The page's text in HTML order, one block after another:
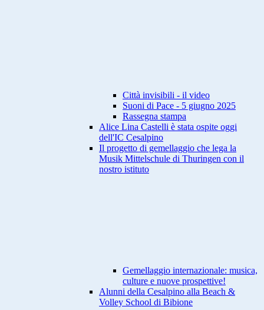
Città invisibili - il video
Suoni di Pace - 5 giugno 2025
Rassegna stampa
Alice Lina Castelli è stata ospite oggi
dell'IC Cesalpino
Il progetto di gemellaggio che lega la
Musik Mittelschule di Thuringen con il
nostro istituto
Gemellaggio internazionale: musica,
culture e nuove prospettive!
Alunni della Cesalpino alla Beach &
Volley School di Bibione